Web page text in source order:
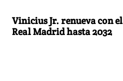
Vinicius Jr. renueva con el
Real Madrid hasta 2032